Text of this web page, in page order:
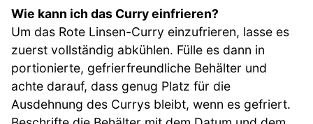
Wie kann ich das Curry einfrieren?
Um das Rote Linsen-Curry einzufrieren, lasse es
zuerst vollständig abkühlen. Fülle es dann in
portionierte, gefrierfreundliche Behälter und
achte darauf, dass genug Platz für die
Ausdehnung des Currys bleibt, wenn es gefriert.